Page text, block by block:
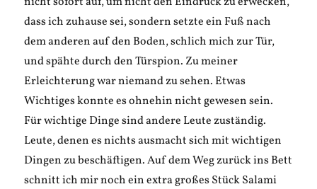
dass ich zuhause sei, sondern setzte ein Fuß nach
dem anderen auf den Boden, schlich mich zur Tür,
und spähte durch den Türspion. Zu meiner
Erleichterung war niemand zu sehen. Etwas
Wichtiges konnte es ohnehin nicht gewesen sein.
Für wichtige Dinge sind andere Leute zuständig.
Leute, denen es nichts ausmacht sich mit wichtigen
Dingen zu beschäftigen. Auf dem Weg zurück ins Bett
schnitt ich mir noch ein extra großes Stück Salami